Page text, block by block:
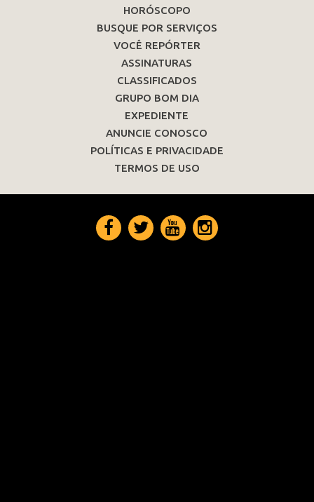
HORÓSCOPO
BUSQUE POR SERVIÇOS
VOCÊ REPÓRTER
ASSINATURAS
CLASSIFICADOS
GRUPO BOM DIA
EXPEDIENTE
ANUNCIE CONOSCO
POLÍTICAS E PRIVACIDADE
TERMOS DE USO